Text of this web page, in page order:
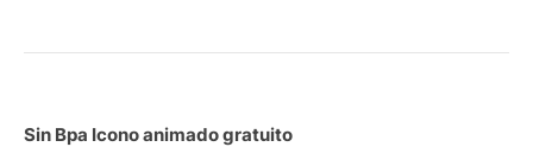
Sin Bpa Icono animado gratuito